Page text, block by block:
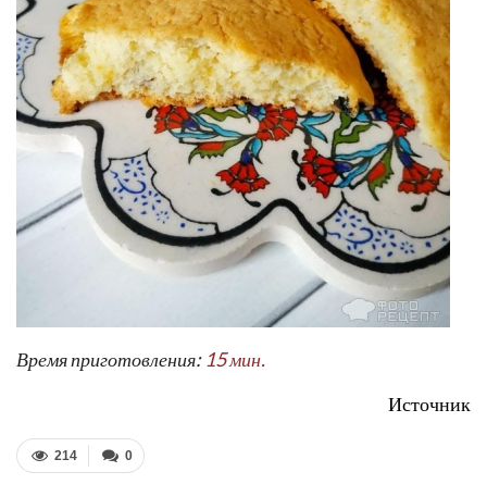
Время приготовления: 15 мин.
Источник
0
214